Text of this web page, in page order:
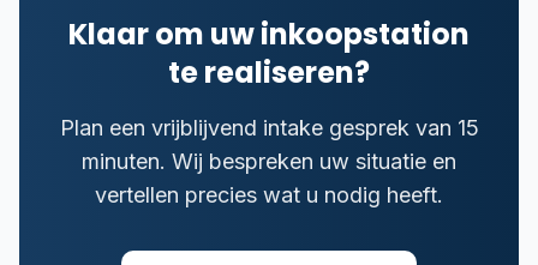
Klaar om uw inkoopstation
te realiseren?
Plan een vrijblijvend intake gesprek van 15
minuten. Wij bespreken uw situatie en
vertellen precies wat u nodig heeft.